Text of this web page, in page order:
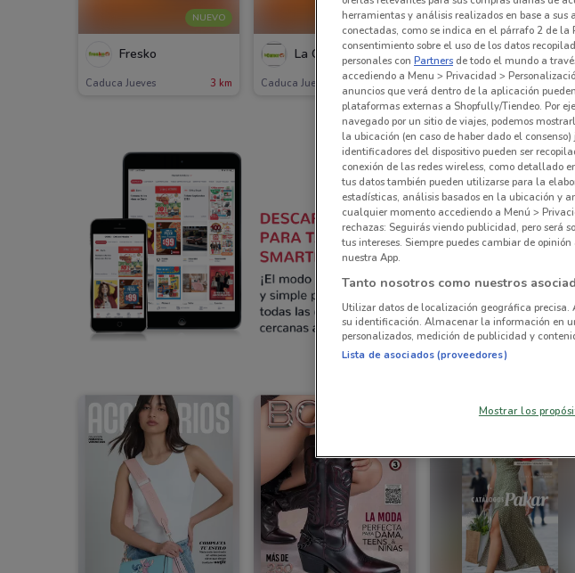
NUEVO
Fresko
Caduca Jueves 3 km
NUEVO
La Comer
Caduca Jueves 4.5 km
NUEVO
Tiendas Neto
Caduca el 31/08 1.7
Price Shoes
herramientas y análisis realizados en base a
conectadas, como se indica en el párrafo 2 de
consentimiento sobre el uso de los datos
personales con Partners de todo el mundo a
accediendo a Menu > Privacidad >
anuncios que verá dentro de la aplicación
plataformas externas a Shopfully/Tiendeo. Por
navegado por un sitio de viajes, podemos
la ubicación (en caso de haber dado el
identificadores del dispositivo pueden ser
conexión de las redes wireless, como detallado
tus datos también pueden utilizarse para la
estadísticas, análisis basados en la ubicación y
cualquier momento accediendo a Menú >
rechazas: Seguirás viendo publicidad, pero será
tus intereses. Siempre puedes cambiar de
nuestra App.
Tanto nosotros como nuestros
Utilizar datos de localización geográfica
su identificación. Almacenar la información en
personalizados, medición de publicidad y
Lista de asociados (proveedores)
Mostrar los